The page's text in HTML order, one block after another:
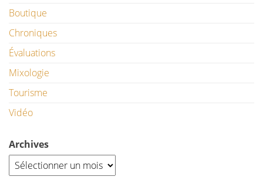
Boutique
Chroniques
Évaluations
Mixologie
Tourisme
Vidéo
Archives